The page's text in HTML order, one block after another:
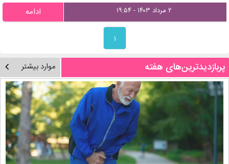
۲ مرداد ۱۴۰۳ - ۱۹:۵۴ ادامه
۱
پربازدیدترین‌های هفته موارد بیشتر